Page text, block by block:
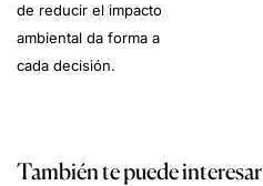
de reducir el impacto
ambiental da forma a
cada decisión.
También te puede interesar